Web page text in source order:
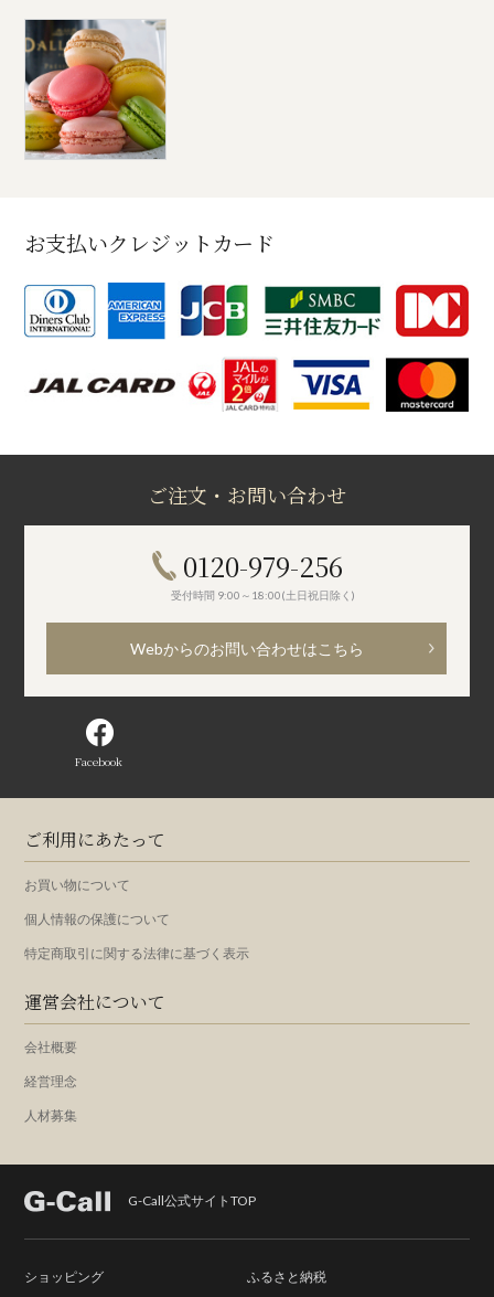
お支払いクレジットカード
ご注文・お問い合わせ
0120-979-256
受付時間 9:00～18:00(土日祝日除く)
Webからのお問い合わせはこちら
Facebook
ご利用にあたって
お買い物について
個人情報の保護について
特定商取引に関する法律に基づく表示
運営会社について
会社概要
経営理念
人材募集
G-Call公式サイトTOP
ショッピング ふるさと納税